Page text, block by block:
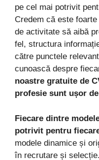
pe cel mai potrivit
Credem că este
de activitate să aibă
fel, structura
către punctele
cunoască despre
noastre gratuite de
profesie sunt ușor
Fiecare dintre
potrivit pentru
modele dinamice și
în recrutare și